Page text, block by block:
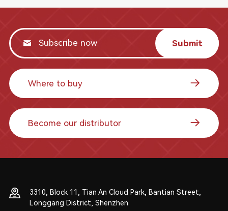
Submit
Where to buy
Become our distributor
3310, Block 11, Tian An Cloud Park, Bantian Street,
Longgang District, Shenzhen